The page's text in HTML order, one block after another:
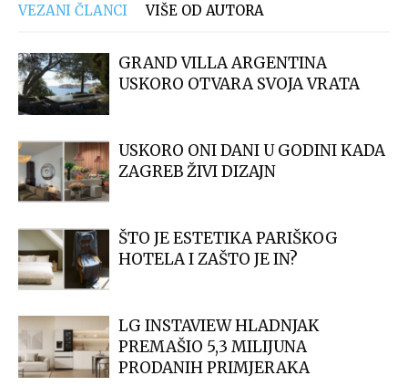
VEZANI ČLANCI VIŠE OD AUTORA
GRAND VILLA ARGENTINA
USKORO OTVARA SVOJA VRATA
USKORO ONI DANI U GODINI KADA
ZAGREB ŽIVI DIZAJN
ŠTO JE ESTETIKA PARIŠKOG
HOTELA I ZAŠTO JE IN?
LG INSTAVIEW HLADNJAK
PREMAŠIO 5,3 MILIJUNA
PRODANIH PRIMJERAKA